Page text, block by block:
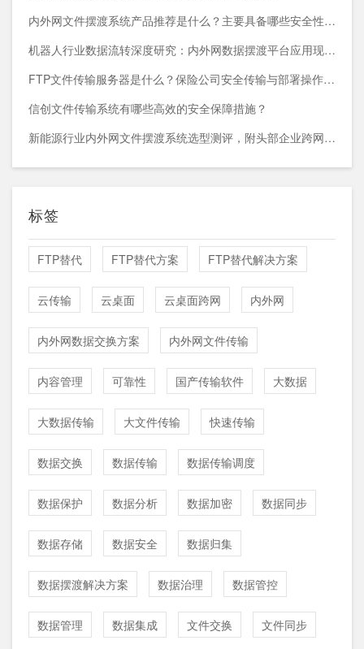
内外网文件摆渡系统产品推荐是什么？主要具备哪些安全性能？
机器人行业数据流转深度研究：内外网数据摆渡平台应用现状与趋势
FTP文件传输服务器是什么？保险公司安全传输与部署操作指南
信创文件传输系统有哪些高效的安全保障措施？
新能源行业内外网文件摆渡系统选型测评，附头部企业跨网部署案例
标签
FTP替代 FTP替代方案 FTP替代解决方案
云传输 云桌面 云桌面跨网 内外网
内外网数据交换方案 内外网文件传输
内容管理 可靠性 国产传输软件 大数据
大数据传输 大文件传输 快速传输
数据交换 数据传输 数据传输调度
数据保护 数据分析 数据加密 数据同步
数据存储 数据安全 数据归集
数据摆渡解决方案 数据治理 数据管控
数据管理 数据集成 文件交换 文件同步